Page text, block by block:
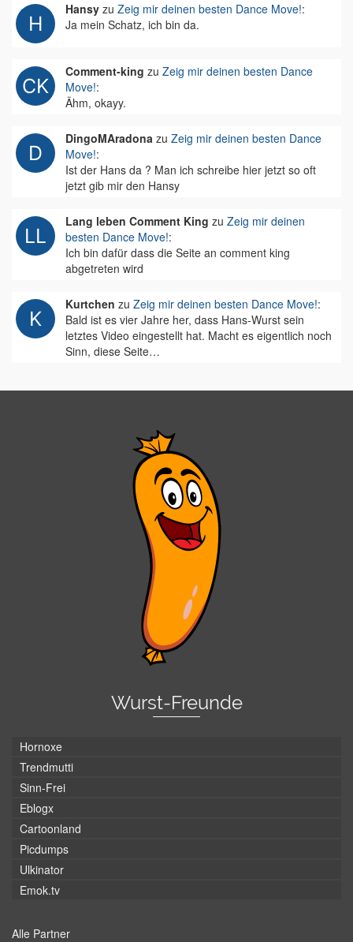
Hansy zu Zeig mir deinen besten Dance Move!:
Ja mein Schatz, ich bin da.
Comment-king zu Zeig mir deinen besten Dance
Move!:
Ähm, okayy.
DingoMAradona zu Zeig mir deinen besten Dance
Move!:
Ist der Hans da ? Man ich schreibe hier jetzt so oft
jetzt gib mir den Hansy
Lang leben Comment King zu Zeig mir deinen
besten Dance Move!:
Ich bin dafür dass die Seite an comment king
abgetreten wird
Kurtchen zu Zeig mir deinen besten Dance Move!:
Bald ist es vier Jahre her, dass Hans-Wurst sein
letztes Video eingestellt hat. Macht es eigentlich noch
Sinn, diese Seite…
Wurst-Freunde
Hornoxe
Trendmutti
Sinn-Frei
Eblogx
Cartoonland
Picdumps
Ulkinator
Emok.tv
Alle Partner